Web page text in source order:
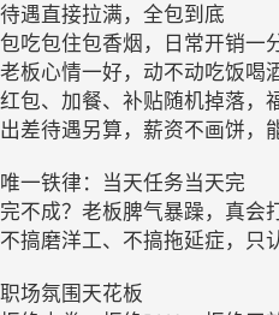
待遇直接拉满，全包到底
包吃包住包香烟，日常开销一
老板心情一好，动不动吃饭喝
红包、加餐、补贴随机掉落，
出差待遇另算，薪资不画饼，
唯一铁律：当天任务当天完
完不成？老板脾气暴躁，真会
不搞磨洋工、不搞拖延症，只
职场氛围天花板